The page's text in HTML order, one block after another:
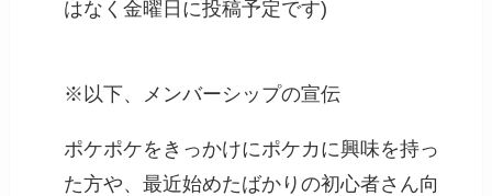
はなく金曜日に投稿予定です)
※以下、メンバーシップの宣伝
ポケポケをきっかけにポケカに興味を持っ
た方や、最近始めたばかりの初心者さん向